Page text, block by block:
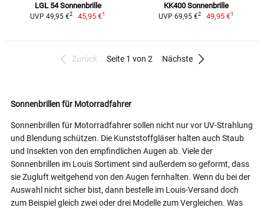
LGL 54 Sonnenbrille
UVP 49,95 €2 45,95 €1
KK400 Sonnenbrille
UVP 69,95 €2 49,95 €1
Zurück Seite 1 von 2 Nächste
Sonnenbrillen für Motorradfahrer
Sonnenbrillen für Motorradfahrer sollen nicht nur vor UV-Strahlung
und Blendung schützen. Die Kunststoffgläser halten auch Staub
und Insekten von den empfindlichen Augen ab. Viele der
Sonnenbrillen im Louis Sortiment sind außerdem so geformt, dass
sie Zugluft weitgehend von den Augen fernhalten. Wenn du bei der
Auswahl nicht sicher bist, dann bestelle im Louis-Versand doch
zum Beispiel gleich zwei oder drei Modelle zum Vergleichen. Was